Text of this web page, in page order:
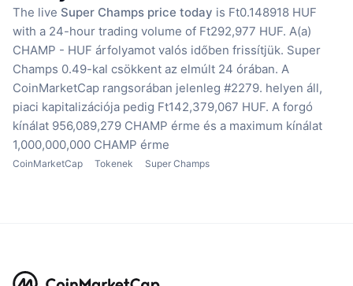
The live Super Champs price today is Ft0.148918 HUF
with a 24-hour trading volume of Ft292,977 HUF. A(a)
CHAMP - HUF árfolyamot valós időben frissítjük. Super
Champs 0.49-kal csökkent az elmúlt 24 órában. A
CoinMarketCap rangsorában jelenleg #2279. helyen áll,
piaci kapitalizációja pedig Ft142,379,067 HUF. A forgó
kínálat 956,089,279 CHAMP érme és a maximum kínálat
1,000,000,000 CHAMP érme
CoinMarketCap Tokenek Super Champs